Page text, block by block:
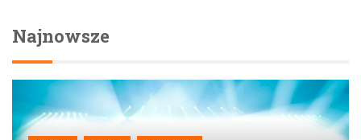
Najnowsze